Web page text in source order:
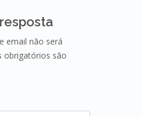
email não será
obrigatórios são